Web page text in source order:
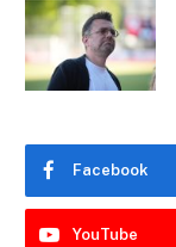
Facebook
YouTube